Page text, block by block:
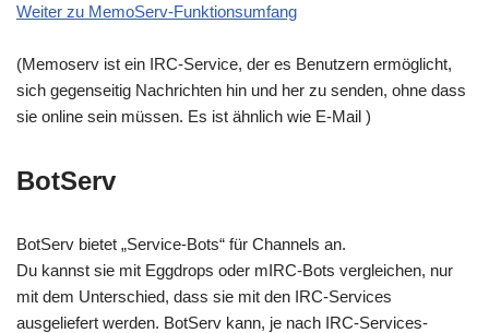
Weiter zu MemoServ-Funktionsumfang
(Memoserv ist ein IRC-Service, der es Benutzern ermöglicht,
sich gegenseitig Nachrichten hin und her zu senden, ohne dass
sie online sein müssen. Es ist ähnlich wie E-Mail )
BotServ
BotServ bietet „Service-Bots“ für Channels an.
Du kannst sie mit Eggdrops oder mIRC-Bots vergleichen, nur
mit dem Unterschied, dass sie mit den IRC-Services
ausgeliefert werden. BotServ kann, je nach IRC-Services-